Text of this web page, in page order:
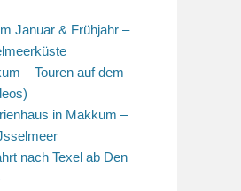
Januar & Frühjahr –
– Touren auf dem
in Makkum –
nach Texel ab Den